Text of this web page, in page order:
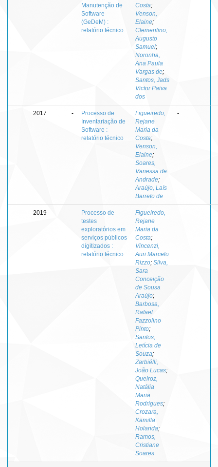
Manutenção de
Software
(GeDeM) :
relatório técnico
Costa;
Venson,
Elaine;
Clementino,
Augusto
Samuel;
Noronha,
Ana Paula
Vargas de;
Santos, Jads
Victor Paiva
dos
2017 -
Processo de
Inventariação de
Software :
relatório técnico
Figueiredo,
Rejane
Maria da
Costa;
Venson,
Elaine;
Soares,
Vanessa de
Andrade;
Araújo, Laís
Barreto de
-
2019 -
Processo de
testes
exploratórios em
serviços públicos
digitizados :
relatório técnico
Figueiredo,
Rejane
Maria da
Costa;
Vincenzi,
Auri Marcelo
Rizzo; Silva,
Sara
Conceição
de Sousa
Araújo;
Barbosa,
Rafael
Fazzolino
Pinto;
Santos,
Letícia de
Souza;
Zarbiélli,
João Lucas;
Queiroz,
Natália
Maria
Rodrigues;
Crozara,
Kamilla
Holanda;
Ramos,
Cristiane
Soares
-